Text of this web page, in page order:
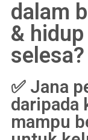
dalam
&
selesa?
✅ Jana
daripada
mampu